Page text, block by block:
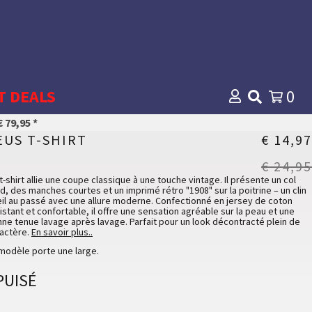
DEALS 0
79,95 *
T-SHIRT
€ 14,97
€ 24,95
shirt allie une coupe classique à une touche vintage. Il présente un col
des manches courtes et un imprimé rétro "1908" sur la poitrine – un clin
au passé avec une allure moderne. Confectionné en jersey de coton
et confortable, il offre une sensation agréable sur la peau et une
tenue lavage après lavage. Parfait pour un look décontracté plein de
En savoir plus..
rond et manches courtes pour une silhouette classique
de coton épais et confortable
porte une large.